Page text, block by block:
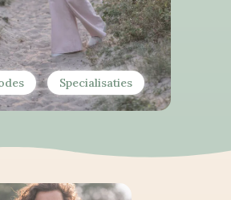
Specialisaties